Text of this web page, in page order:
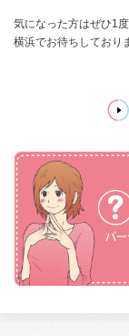
気になった方はぜひ1
横浜でお待ちしており